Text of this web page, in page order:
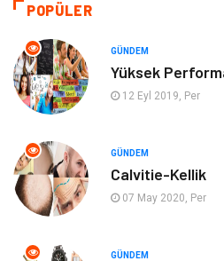
Hukuk
Eğitim & Kariyer
Yapı İnşaat
Turizm
Bilgisayar & Yazılım
Bahçe Ev
POPÜLER
GÜNDEM
Yüksek
12 Eyl 2019, Per
GÜNDEM
Calvitie-Kellik
07 May 2020, Per
GÜNDEM